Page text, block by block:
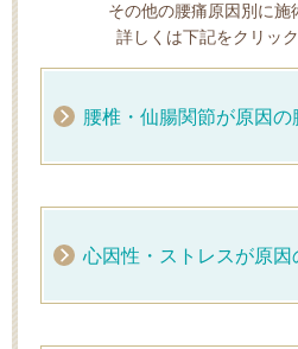
その他の腰痛原因別に
詳しくは下記をクリッ
腰椎・仙腸関節が原因
心因性・ストレスが原